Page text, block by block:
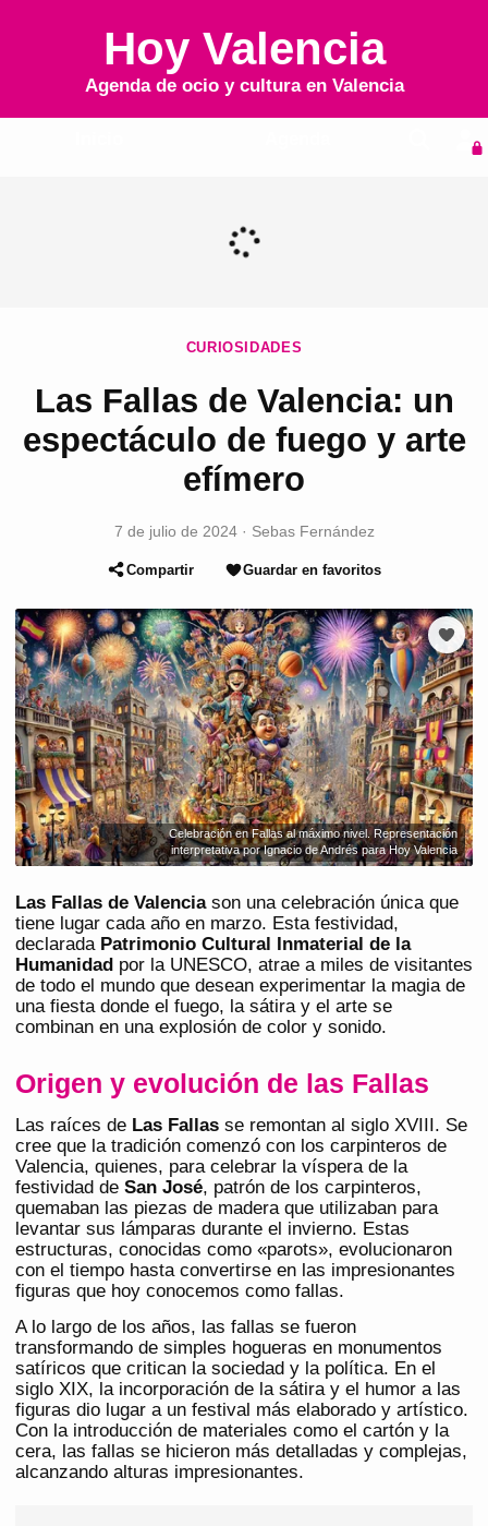
Hoy Valencia
Agenda de ocio y cultura en Valencia
CURIOSIDADES
Las Fallas de Valencia: un
espectáculo de fuego y arte
efímero
7 de julio de 2024· Sebas Fernández
Compartir Guardar en favoritos
Celebración en Fallas al máximo nivel. Representación
interpretativa por Ignacio de Andrés para Hoy Valencia
Las Fallas de Valenciason una celebración única que
tiene lugar cada año en marzo. Esta festividad,
declarada Patrimonio Cultural Inmaterial de la
Humanidad por la UNESCO, atrae a miles de visitantes
de todo el mundo que desean experimentar la magia de
una fiesta donde el fuego, la sátira y el arte se
combinan en una explosión de color y sonido.
Origen y evolución de las Fallas
Las raíces de Las Fallas se remontan al siglo XVIII. Se
cree que la tradición comenzó con los carpinteros de
Valencia, quienes, para celebrar la víspera de la
festividad de San José, patrón de los carpinteros,
quemaban las piezas de madera que utilizaban para
levantar sus lámparas durante el invierno. Estas
estructuras, conocidas como «parots», evolucionaron
con el tiempo hasta convertirse en las impresionantes
figuras que hoy conocemos como fallas.
A lo largo de los años, las fallas se fueron
transformando de simples hogueras en monumentos
satíricos que critican la sociedad y la política. En el
siglo XIX, la incorporación de la sátira y el humor a las
figuras dio lugar a un festival más elaborado y artístico.
Con la introducción de materiales como el cartón y la
cera, las fallas se hicieron más detalladas y complejas,
alcanzando alturas impresionantes​.